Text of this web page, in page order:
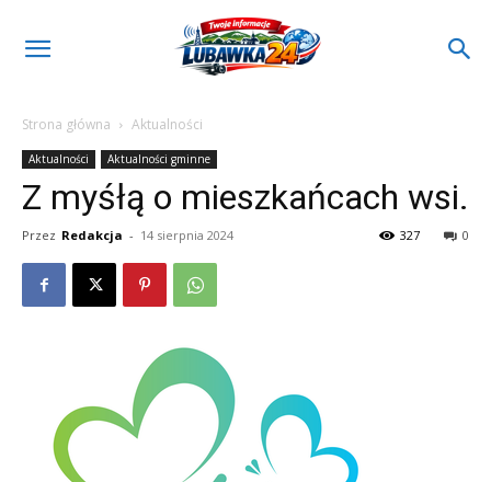
Strona główna Aktualności
Aktualności Aktualności gminne
Z myśłą o mieszkańcach wsi.
Przez Redakcja - 14 sierpnia 2024 0
327